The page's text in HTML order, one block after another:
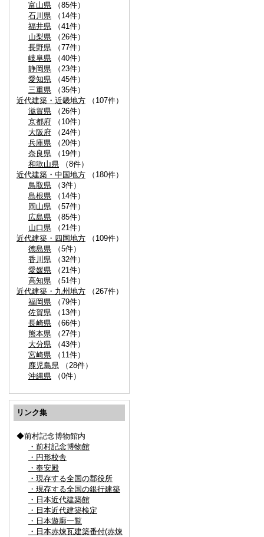
富山県 （85件）
石川県 （14件）
福井県 （41件）
山梨県 （26件）
長野県 （77件）
岐阜県 （40件）
静岡県 （23件）
愛知県 （45件）
三重県 （35件）
近代建築・近畿地方 （107件）
滋賀県 （26件）
京都府 （10件）
大阪府 （24件）
兵庫県 （20件）
奈良県 （19件）
和歌山県 （8件）
近代建築・中国地方 （180件）
鳥取県 （3件）
島根県 （14件）
岡山県 （57件）
広島県 （85件）
山口県 （21件）
近代建築・四国地方 （109件）
徳島県 （5件）
香川県 （32件）
愛媛県 （21件）
高知県 （51件）
近代建築・九州地方 （267件）
福岡県 （79件）
佐賀県 （13件）
長崎県 （66件）
熊本県 （27件）
大分県 （43件）
宮崎県 （11件）
鹿児島県 （28件）
沖縄県 （0件）
リンク集
◆前村記念博物館内
・前村記念博物館
・円形校舎
・奉安殿
・現存する全国の郡役所
・現存する全国の銀行建築
・日本近代建築館
・日本近代建築検定
・日本遊廓一覧
・日本赤煉瓦建築番付(赤煉